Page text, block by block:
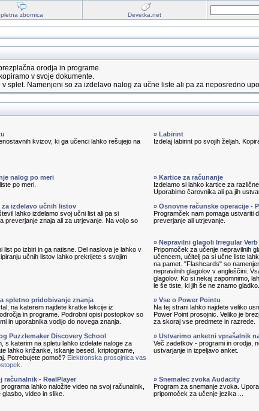
zbornica Devetka.net
orodja in programe.
v svoje dokumente.
Namenjeni so za izdelavo nalog za učne liste ali pa za neposredno
kvizov, ki ga učenci lahko rešujejo na
» Labirint
Izdelaj labirint po svojih željah.
nalog po meri
po meri.
» Kartice za računanje
Izdelamo si lahko kartice za
Uporabimo čarovnika ali pa jih
za izdelavo učnih listov
lahko izdelamo svoj učni list ali pa si
preverjanje znaja ali za utrjevanje. Na voljo so
» Osnovne računske operacije -
Programček nam pomaga ustvariti
preverjanje ali utrjevanje.
list po izbiri in ga natisne. Del naslova je lahko v
učnih listov lahko prekrijete s svojim
» Nepravilni glagoli Irregular
Pripomoček za učenje nepravilnih
učencem, učitelj pa si učne liste
na pamet. "Flashcards" so
nepravilnih glagolov v angleščini.
glagolov. Ko si nekaj zapomnimo,
le še tiste, ki jih še ne znamo gladko.
spletno pridobivanje znanja
na katerem najdete kratke lekcije iz
in programe. Podrobni opisi postopkov so
in uporabnika vodijo do novega znanja.
» Vse o Power Pointu
Na tej strani lahko najdete veliko
Power Point prosojnic. Veliko je
za skoraj vse predmete in razrede.
Puzzlemaker Discovery School
s katerim na spletu lahko izdelate naloge za
lahko križanke, iskanje besed, kriptograme,
Potrebujete pomoč? Elektronska prosojnica vas
» Ustvarimo anketni vprašalnik
Več zadetkov - programi in orodja,
ustvarjanje in izpeljavo anket.
računalnik - RealPlayer
lahko naložite video na svoj računalnik,
video in slike.
» Snemalec zvoka Audacity
Program za snemanje zvoka.
pripomoček za učenje jezika ...